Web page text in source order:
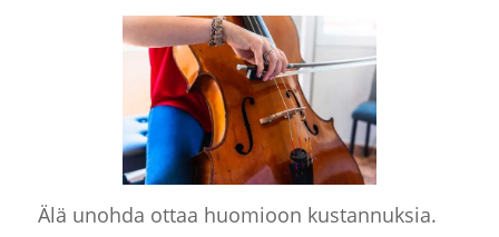
Älä unohda ottaa huomioon kustannuksia.